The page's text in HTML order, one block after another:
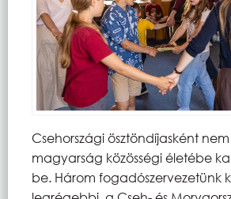
Csehországi ösztöndíjasként
magyarság közösségi életébe
be. Három fogadószervezetünk